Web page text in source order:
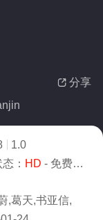
 分享
1.0
： HD - 免费在线观看
,葛天,书亚信,